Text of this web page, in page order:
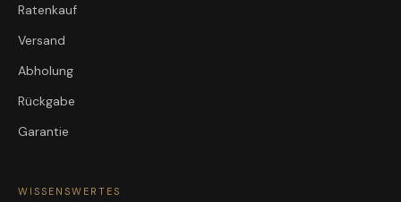
Ratenkauf
Versand
Abholung
Rückgabe
Garantie
WISSENSWERTES